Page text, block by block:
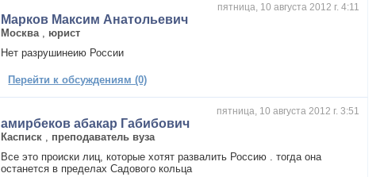
пятница, 10 августа 2012 г. 4:11
Марков Максим Анатольевич
Москва
юрист
Нет разрушинеию России
Перейти к обсуждениям (0)
пятница, 10 августа 2012 г. 3:51
амирбеков абакар Габибович
Касписк
преподаватель вуза
Все это происки лиц, которые хотят развалить Россию . тогда она
останется в пределах Садового кольца